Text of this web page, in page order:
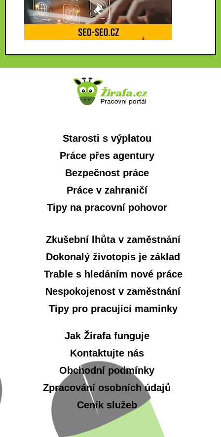
Starosti s výplatou
Práce přes agentury
Bezpečnost práce
Práce v zahraničí
Tipy na pracovní pohovor
Zkušební lhůta v zaměstnání
Dokonalý životopis je základ
Trable s hledáním nové práce
Nespokojenost v zaměstnání
Tipy pro pracující maminky
Jak Žirafa funguje
Kontaktujte nás
Obchodní podmínky
Zpracování osobních údajů
Ceník služeb